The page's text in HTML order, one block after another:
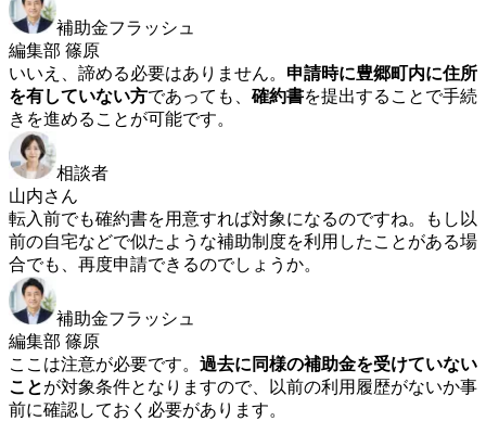
補助金フラッシュ
編集部 篠原
いいえ、諦める必要はありません。 申請時に豊郷町内に住所
を有していない方であっても、 確約書を提出することで手続
きを進めることが可能です。
相談者
山内さん
転入前でも確約書を用意すれば対象になるのですね。もし以
前の自宅などで似たような補助制度を利用したことがある場
合でも、再度申請できるのでしょうか。
補助金フラッシュ
編集部 篠原
ここは注意が必要です。 過去に同様の補助金を受けていない
ことが対象条件となりますので、以前の利用履歴がないか事
前に確認しておく必要があります。